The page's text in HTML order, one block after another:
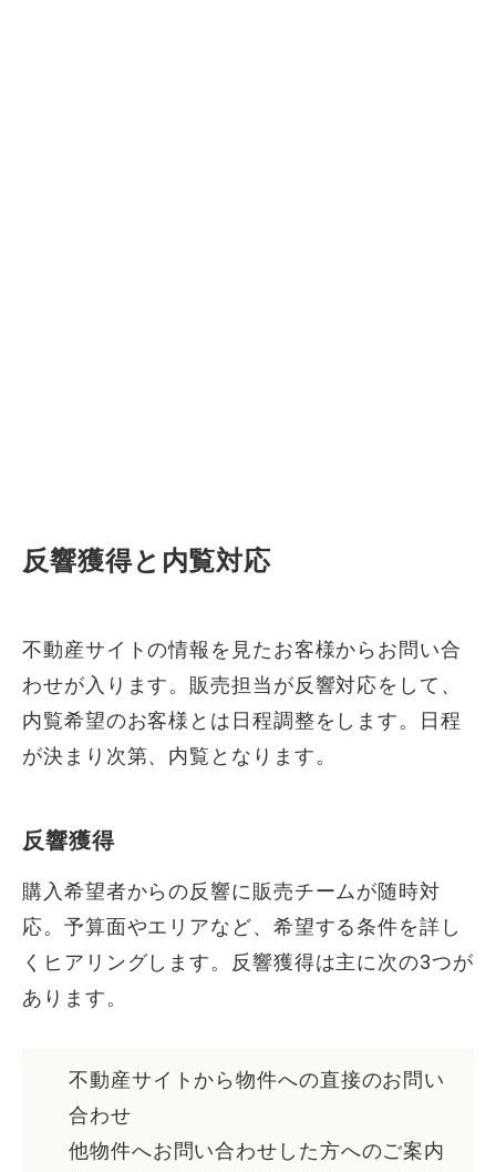
反響獲得と内覧対応
不動産サイトの情報を見たお客様からお問い合
わせが入ります。販売担当が反響対応をして、
内覧希望のお客様とは日程調整をします。日程
が決まり次第、内覧となります。
反響獲得
購入希望者からの反響に販売チームが随時対
応。予算面やエリアなど、希望する条件を詳し
くヒアリングします。反響獲得は主に次の3つが
あります。
不動産サイトから物件への直接のお問い
合わせ
他物件へお問い合わせした方へのご案内